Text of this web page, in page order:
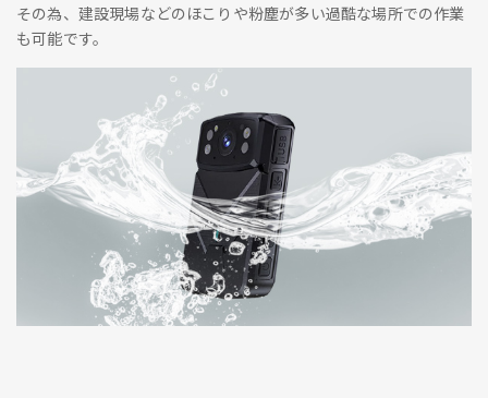
その為、建設現場などのほこりや粉塵が多い過酷な場所での作業
も可能です。